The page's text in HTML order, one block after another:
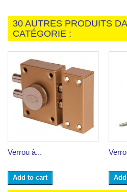
30 AUTRES PRODUITS
CATÉGORIE :
Verrou à...
Add to cart